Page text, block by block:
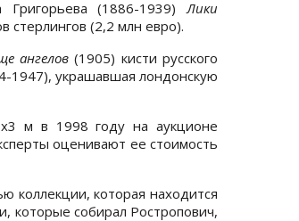
Григорьева (1886-1939) Лики
стерлингов (2,2 млн евро).
ангелов (1905) кисти русского
1947), украшавшая лондонскую
м в 1998 году на аукционе
оценивают ее стоимость
коллекции, которая находится
которые собирал Ростропович,